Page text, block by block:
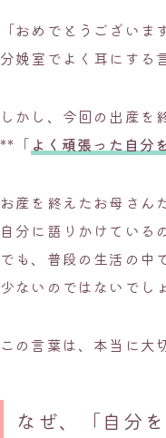
「おめでとうござい
分娩室でよく耳にする
しかし、今回の出産を
**「 よく頑張った自分
お産を終えたお母さん
自分に語りかけている
でも、普段の生活の中
少ないのではないでし
この言葉は、本当に大
なぜ、「自分